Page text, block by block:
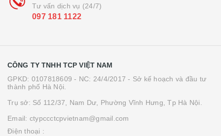
Tư vấn dịch vụ (24/7)
097 181 1122
CÔNG TY TNHH TCP VIỆT NAM
GPKD: 0107818609 - NC: 24/4/2017 - Sở kế hoạch và đầu tư
thành phố Hà Nội.
Trụ sở: Số 112/37, Nam Dư, Phường Vĩnh Hưng, Tp Hà Nội.
Email: ctypccctcpvietnam@gmail.com
Điện thoại :